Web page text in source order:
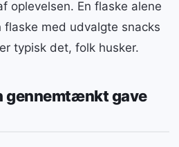
oplevelsen. En flaske alene
med udvalgte snacks
typisk det, folk husker.
gennemtænkt gave